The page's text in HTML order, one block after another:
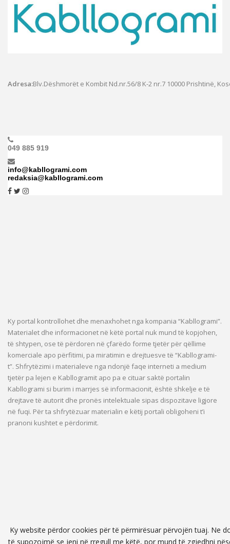
Ky website përdor cookies për të përmirësuar përvojën tuaj. Ne
të supozojmë se jeni në rregull me këtë, por mund të zgjedhni
Adresa:Blv.Dëshmorët e Kombit Nd.nr.56/8 K-2 nr.7 10000 Prishtinë,
049 885 919
info@kabllogrami.com
redaksia@kabllogrami.com
Ky portal kontrollohet dhe menaxhohet nga kompania “Kabllogrami”.
Materialet dhe informacionet në këtë portal nuk mund të kopjohen,
të shtypen, ose të përdoren në çfarëdo forme tjetër për qëllime
komerciale apo përfitimi, pa miratimin e drejtuesve të “Kabllogrami-
t”. Shfrytëzimi i materialeve nga ndonjë faqe interneti a medium
tjetër pa lejen e Kabllogramit apo pa e cituar saktë portalin
Kabllogrami si burim i marrjes së informacionit, është shkelje e të
drejtave të autorit dhe pronës intelektuale sipas dispozitave ligjore
në fuqi. Për ta shfrytëzuar materialin e këtij portali obligoheni t’i
pranoni kushtet e përdorimit.